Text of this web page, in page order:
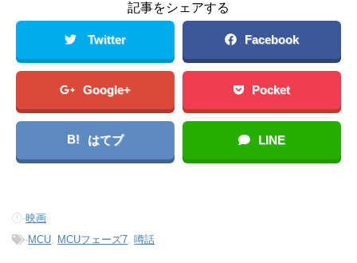
記事をシェアする
Twitter Facebook
Google+ Pocket
B! はてブ LINE
-映画
-MCU MCUフェーズ7 噂話